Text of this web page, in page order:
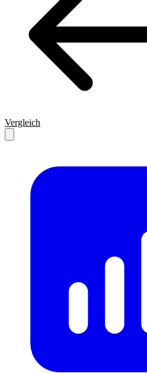
Vergleich